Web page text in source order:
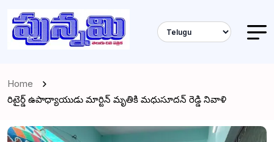
Home
రిటైర్డ్ ఉపాధ్యాయుడు మార్టిన్ మృతికి మధుసూదన్ రెడ్డి నివాళి